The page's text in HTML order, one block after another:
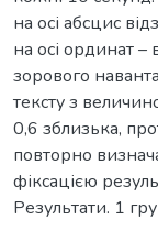
на осі абсцис
на осі ординат –
зорового
тексту з
0,6 зблизька,
повторно
фіксацією
Результати. 1